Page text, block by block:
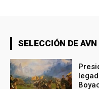
SELECCIÓN DE AVN